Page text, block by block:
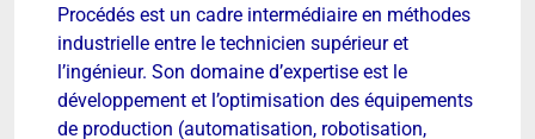
Procédés est un cadre intermédiaire en méthodes
industrielle entre le technicien supérieur et
l’ingénieur. Son domaine d’expertise est le
développement et l’optimisation des équipements
de production (automatisation, robotisation,